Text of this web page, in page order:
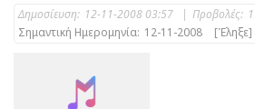
Δημοσίευση: 12-11-2008 03:57 | Προβολές:
Σημαντική Ημερομηνία: 12-11-2008 [Έληξε]